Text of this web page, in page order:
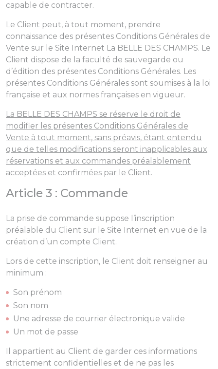
capable de contracter.
Le Client peut, à tout moment, prendre
connaissance des présentes Conditions Générales de
Vente sur le Site Internet La BELLE DES CHAMPS. Le
Client dispose de la faculté de sauvegarde ou
d’édition des présentes Conditions Générales. Les
présentes Conditions Générales sont soumises à la loi
française et aux normes françaises en vigueur.
La BELLE DES CHAMPS se réserve le droit de
modifier les présentes Conditions Générales de
Vente à tout moment, sans préavis, étant entendu
que de telles modifications seront inapplicables aux
réservations et aux commandes préalablement
acceptées et confirmées par le Client.
Article 3 : Commande
La prise de commande suppose l’inscription
préalable du Client sur le Site Internet en vue de la
création d’un compte Client.
Lors de cette inscription, le Client doit renseigner au
minimum :
Son prénom
Son nom
Une adresse de courrier électronique valide
Un mot de passe
Il appartient au Client de garder ces informations
strictement confidentielles et de ne pas les